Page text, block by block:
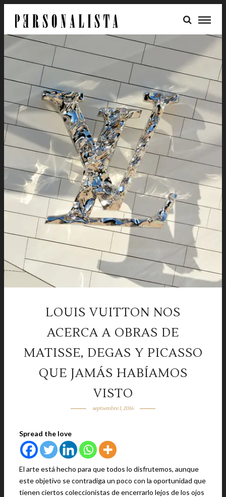
LOUIS VUITTON NOS
ACERCA A OBRAS DE
MATISSE, DEGAS Y PICASSO
QUE JAMÁS HABÍAMOS
VISTO
septiembre 1, 2016
Spread the love
El arte está hecho para que todos lo disfrutemos, aunque
este objetivo se contradiga un poco con la oportunidad que
tienen ciertos coleccionistas de encerrarlo lejos de los ojos